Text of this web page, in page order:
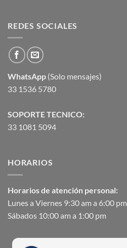
REDES SOCIALES
WhatsApp (Solo mensajes)
33 1536 5780
SOPORTE TECNICO:
33 1081 5094
HORARIOS
Horarios de atención personal:
Lunes a Viernes 9:30 am a 6:00 pm
Sábados 10:00 am a 1:00 pm